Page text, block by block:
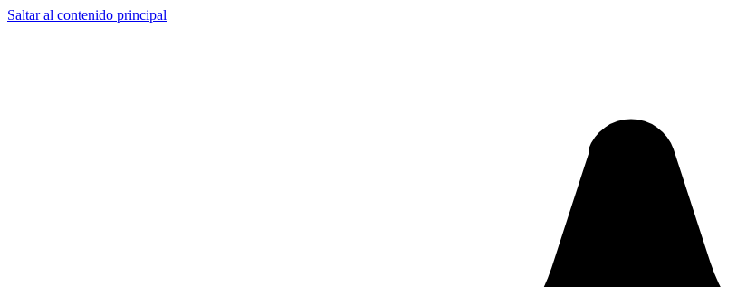
Saltar al contenido principal